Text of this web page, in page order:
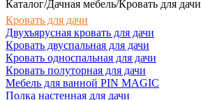
Каталог/Дачная мебель/Кровать для дачи
Кровать для дачи
Двухъярусная кровать для дачи
Кровать двуспальная для дачи
Кровать односпальная для дачи
Кровать полуторная для дачи
Мебель для ванной PIN MAGIC
Полка настенная для дачи